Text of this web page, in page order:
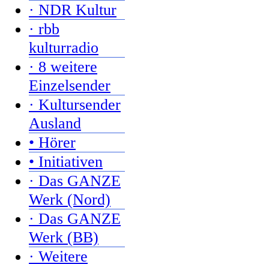
· NDR Kultur
· rbb
kulturradio
· 8 weitere
Einzelsender
· Kultursender
Ausland
• Hörer
• Initiativen
· Das GANZE
Werk (Nord)
· Das GANZE
Werk (BB)
· Weitere